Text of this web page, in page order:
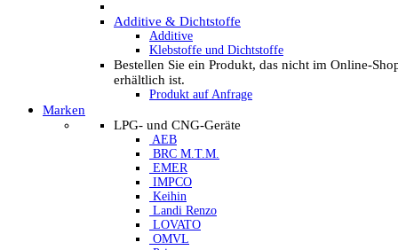
Additive & Dichtstoffe
Additive
Klebstoffe und Dichtstoffe
Bestellen Sie ein Produkt, das nicht im Online-
erhältlich ist.
Produkt auf Anfrage
Marken
LPG- und CNG-Geräte
AEB
BRC M.T.M.
EMER
IMPCO
Keihin
Landi Renzo
LOVATO
OMVL